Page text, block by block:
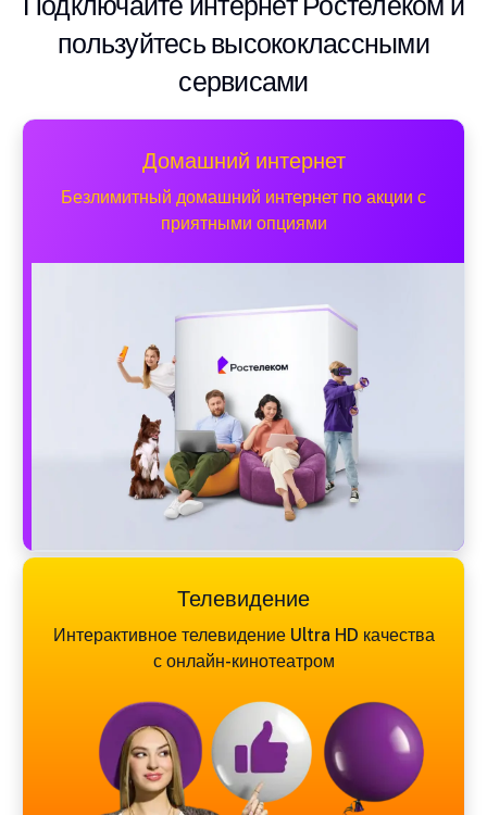
пользуйтесь высококлассными
сервисами
Домашний интернет
Безлимитный домашний интернет по акции с
приятными опциями
Телевидение
Интерактивное телевидение Ultra HD качества
с онлайн-кинотеатром